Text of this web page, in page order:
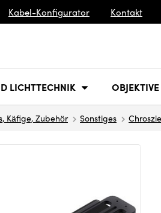
Kabel-Konfigurator Kontakt
LICHTTECHNIK OBJEKTIVE
Käfige, Zubehör Sonstiges